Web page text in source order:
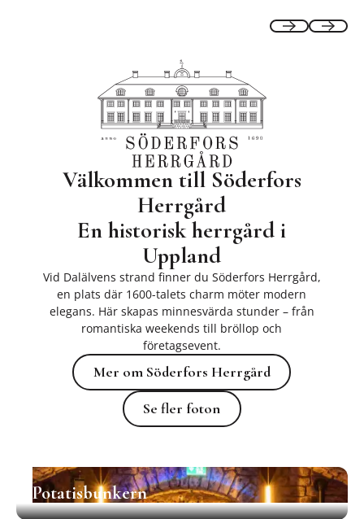
PreviousNext
Välkommen till Söderfors
Herrgård
En historisk herrgård i
Uppland
Vid Dalälvens strand finner du Söderfors Herrgård,
en plats där 1600-talets charm möter modern
elegans. Här skapas minnesvärda stunder – från
romantiska weekends till bröllop och
företagsevent.
Mer om Söderfors Herrgård
Mer om Söderfors Herrgård
Se fler foton
Se fler foton
Potatisbunkern